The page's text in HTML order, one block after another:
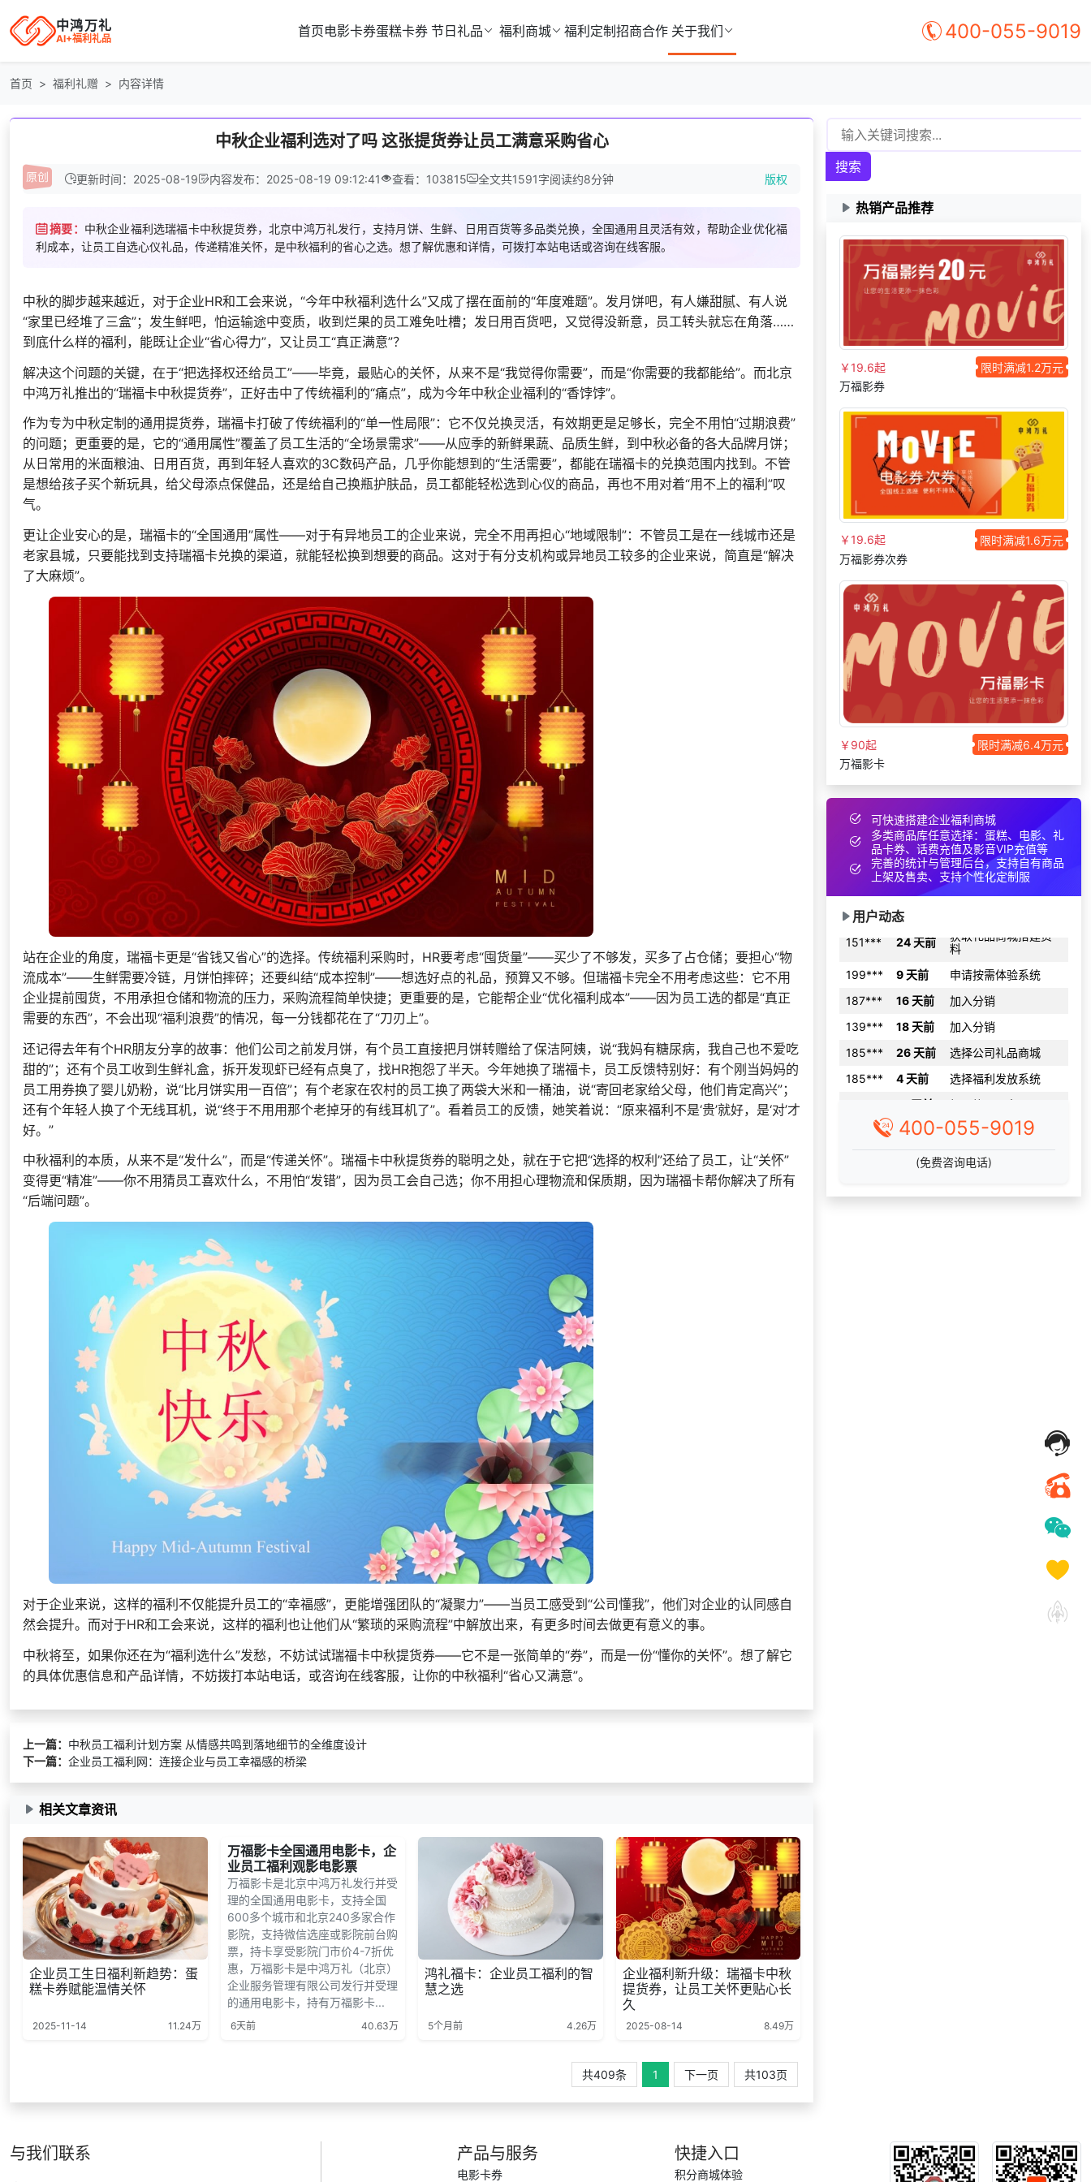
中鸿万礼
AI+福利礼品 首页电影卡券蛋糕卡券 节日礼品 福利商城 福利定制 招商合作 关于我们 400-055-9019
首页 福利礼赠 内容详情
中秋企业福利选对了吗 这张提货券让员工满意采购省心
更新时间：2025-08-19 内容发布：2025-08-19 09:12:41 查看：103815 全文共1591字阅读约8分钟 版权
摘要： 中秋企业福利选瑞福卡中秋提货券，北京中鸿万礼发行，支持月饼、生鲜、日用百货等多品类兑换，全国通用且灵活有效，帮助企业优化福
利成本，让员工自选心仪礼品，传递精准关怀，是中秋福利的省心之选。想了解优惠和详情，可拨打本站电话或咨询在线客服。
中秋的脚步越来越近，对于企业HR和工会来说，“今年中秋福利选什么”又成了摆在面前的“年度难题”。发月饼吧，有人嫌甜腻、有人说
“家里已经堆了三盒”；发生鲜吧，怕运输途中变质，收到烂果的员工难免吐槽；发日用百货吧，又觉得没新意，员工转头就忘在角落……
到底什么样的福利，能既让企业“省心得力”，又让员工“真正满意”？
解决这个问题的关键，在于“把选择权还给员工”——毕竟，最贴心的关怀，从来不是“我觉得你需要”，而是“你需要的我都能给”。而北京
中鸿万礼推出的“瑞福卡中秋提货券”，正好击中了传统福利的“痛点”，成为今年中秋企业福利的“香饽饽”。
作为专为中秋定制的通用提货券，瑞福卡打破了传统福利的“单一性局限”：它不仅兑换灵活，有效期更是足够长，完全不用怕“过期浪费”
的问题；更重要的是，它的“通用属性”覆盖了员工生活的“全场景需求”——从应季的新鲜果蔬、品质生鲜，到中秋必备的各大品牌月饼；
从日常用的米面粮油、日用百货，再到年轻人喜欢的3C数码产品，几乎你能想到的“生活需要”，都能在瑞福卡的兑换范围内找到。不管
是想给孩子买个新玩具，给父母添点保健品，还是给自己换瓶护肤品，员工都能轻松选到心仪的商品，再也不用对着“用不上的福利”叹
气。
更让企业安心的是，瑞福卡的“全国通用”属性——对于有异地员工的企业来说，完全不用再担心“地域限制”：不管员工是在一线城市还是
老家县城，只要能找到支持瑞福卡兑换的渠道，就能轻松换到想要的商品。这对于有分支机构或异地员工较多的企业来说，简直是“解决
了大麻烦”。
站在企业的角度，瑞福卡更是“省钱又省心”的选择。传统福利采购时，HR要考虑“囤货量”——买少了不够发，买多了占仓储；要担心“物
流成本”——生鲜需要冷链，月饼怕摔碎；还要纠结“成本控制”——想选好点的礼品，预算又不够。但瑞福卡完全不用考虑这些：它不用
企业提前囤货，不用承担仓储和物流的压力，采购流程简单快捷；更重要的是，它能帮企业“优化福利成本”——因为员工选的都是“真正
需要的东西”，不会出现“福利浪费”的情况，每一分钱都花在了“刀刃上”。
还记得去年有个HR朋友分享的故事：他们公司之前发月饼，有个员工直接把月饼转赠给了保洁阿姨，说“我妈有糖尿病，我自己也不爱吃
甜的”；还有个员工收到生鲜礼盒，拆开发现虾已经有点臭了，找HR抱怨了半天。今年她换了瑞福卡，员工反馈特别好：有个刚当妈妈的
员工用券换了婴儿奶粉，说“比月饼实用一百倍”；有个老家在农村的员工换了两袋大米和一桶油，说“寄回老家给父母，他们肯定高兴”；
还有个年轻人换了个无线耳机，说“终于不用用那个老掉牙的有线耳机了”。看着员工的反馈，她笑着说：“原来福利不是‘贵’就好，是‘对’才
好。”
中秋福利的本质，从来不是“发什么”，而是“传递关怀”。瑞福卡中秋提货券的聪明之处，就在于它把“选择的权利”还给了员工，让“关怀”
变得更“精准”——你不用猜员工喜欢什么，不用怕“发错”，因为员工会自己选；你不用担心理物流和保质期，因为瑞福卡帮你解决了所有
“后端问题”。
对于企业来说，这样的福利不仅能提升员工的“幸福感”，更能增强团队的“凝聚力”——当员工感受到“公司懂我”，他们对企业的认同感自
然会提升。而对于HR和工会来说，这样的福利也让他们从“繁琐的采购流程”中解放出来，有更多时间去做更有意义的事。
中秋将至，如果你还在为“福利选什么”发愁，不妨试试瑞福卡中秋提货券——它不是一张简单的“券”，而是一份“懂你的关怀”。想了解它
的具体优惠信息和产品详情，不妨拨打本站电话，或咨询在线客服，让你的中秋福利“省心又满意”。
上一篇： 中秋员工福利计划方案 从情感共鸣到落地细节的全维度设计
下一篇： 企业员工福利网：连接企业与员工幸福感的桥梁
相关文章资讯
企业员工生日福利新趋势：蛋
糕卡券赋能温情关怀
2025-11-14 11.24万
万福影卡全国通用电影卡，企
业员工福利观影电影票
万福影卡是北京中鸿万礼发行并受
理的全国通用电影卡，支持全国
600多个城市和北京240多家合作
影院，支持微信选座或影院前台购
票，持卡享受影院门市价4-7折优
惠，万福影卡是中鸿万礼（北京）
企业服务管理有限公司发行并受理
的通用电影卡，持有万福影卡...
6天前 40.63万
鸿礼福卡：企业员工福利的智
慧之选
5个月前 4.26万
企业福利新升级：瑞福卡中秋
提货券，让员工关怀更贴心长
久
2025-08-14 8.49万
共409条 1 下一页 共103页
搜索
热销产品推荐
￥19.6起
限时满减1.2万元
万福影券
￥19.6起
限时满减1.6万元
万福影券次券
￥90起
限时满减6.4万元
万福影卡
可快速搭建企业福利商城
多类商品库任意选择：蛋糕、电影、礼
品卡券、话费充值及影音VIP充值等
完善的统计与管理后台，支持自有商品
上架及售卖、支持个性化定制服
用户动态
187*** 16 天前
加入分销
139***
加入分销
185***
选择福利发放系统
181***
17 天前
加入礼品平台
182***
9 天前
加入礼品平台
137***
13 天前
了解礼品代发系统
获取弹性福利资料
156***
18 天前
选择了企业福利系统
166***
咨询一站式福利方案
198*** 11 天前
150***
13 天前 选择定制礼品商城
187*** 12 天前
咨询积分兑换商城开
发
182***
20 天前 加入分销
151*** 24 天前
199***
9 天前
申请按需体验系统
187***
16 天前
加入分销
139***
18 天前
加入分销
185***
26 天前
选择公司礼品商城
185***
4 天前
选择福利发放系统
181***
17 天前
加入礼品平台
137***
13 天前
了解礼品代发系统
12 天前
获取弹性福利资料
185***
4 天前
181***
150***
12 天前
获取弹性福利资料
156***
18 天前
选择了企业福利系统
咨询一站式福利方案
11 天前
咨询积分兑换商城开
发
150***
选择定制礼品商城
发
182***
20 天前 加入分销
151*** 24 天前
获取礼品商城搭建资
料
199***
9 天前 申请按需体验系统
400-055-9019
(免费咨询电话)
与我们联系 产品与服务
电影卡券
快捷入口
积分商城体验